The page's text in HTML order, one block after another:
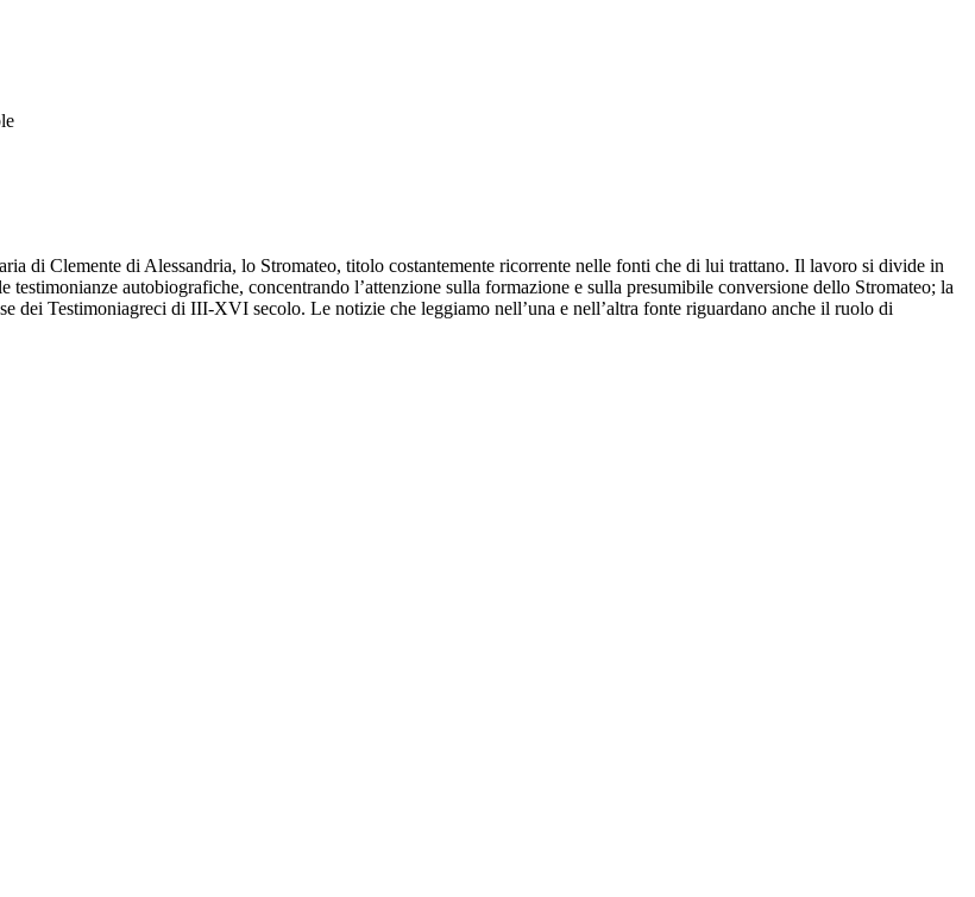
di Clemente di Alessandria, lo Stromateo, titolo costantemente ricorrente nelle fonti che di lui trattano. Il lavoro si divide in
autobiografiche, concentrando l’attenzione sulla formazione e sulla presumibile conversione dello Stromateo; la
dei Testimoniagreci di III-XVI secolo. Le notizie che leggiamo nell’una e nell’altra fonte riguardano anche il ruolo di